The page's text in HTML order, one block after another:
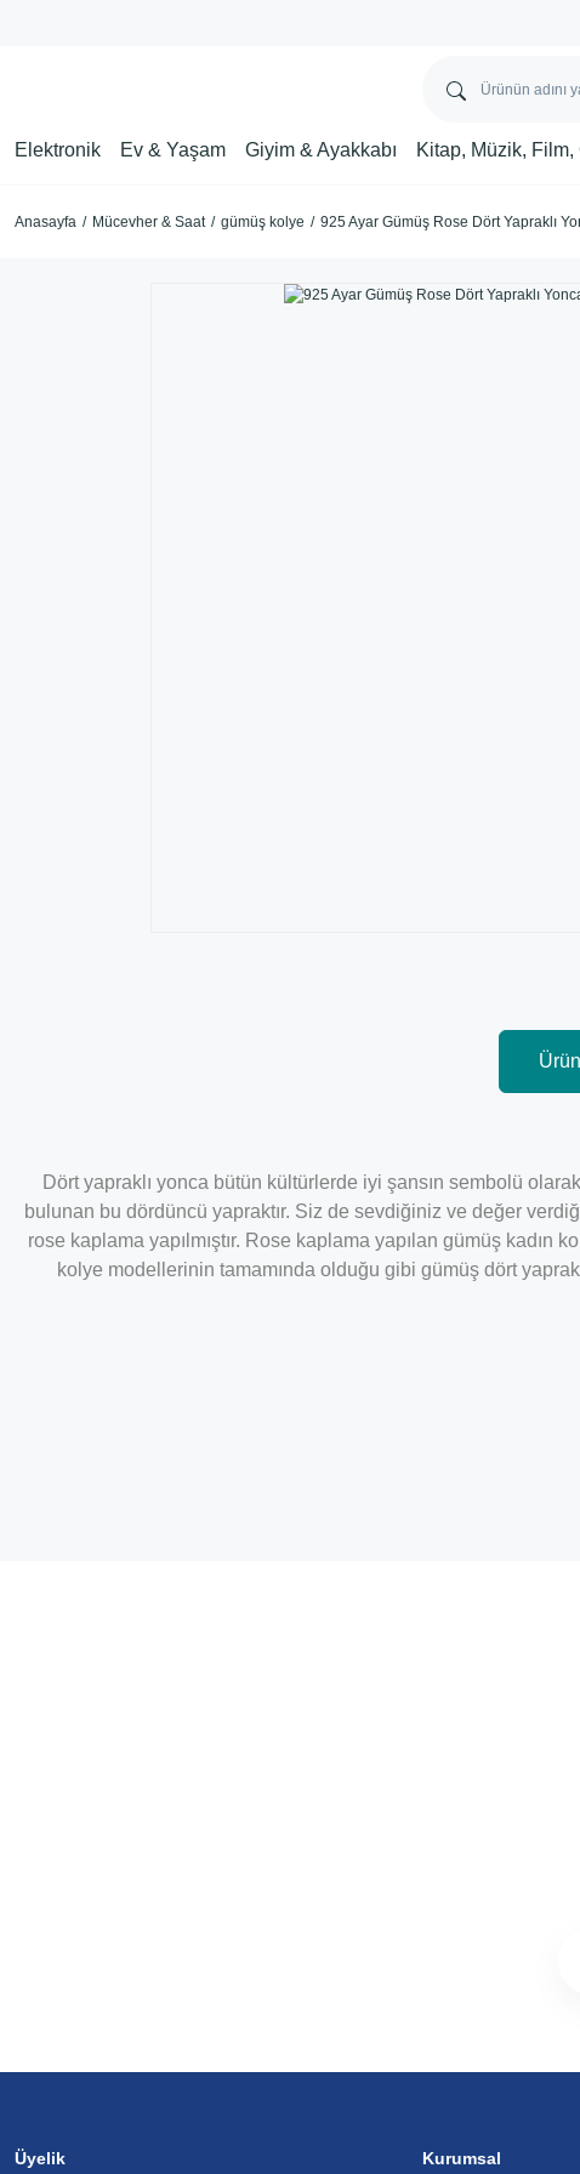
Elektronik Ev & Yaşam Giyim & Ayakkabı Kitap, Müzik, Film,
Anasayfa Mücevher & Saat gümüş kolye 925 Ayar Gümüş Rose Dört Yapraklı
Dört yapraklı yonca bütün kültürlerde iyi şansın sembolü
bulunan bu dördüncü yapraktır. Siz de sevdiğiniz ve değer
rose kaplama yapılmıştır. Rose kaplama yapılan gümüş
kolye modellerinin tamamında olduğu gibi gümüş dört
Üyelik Kurumsal